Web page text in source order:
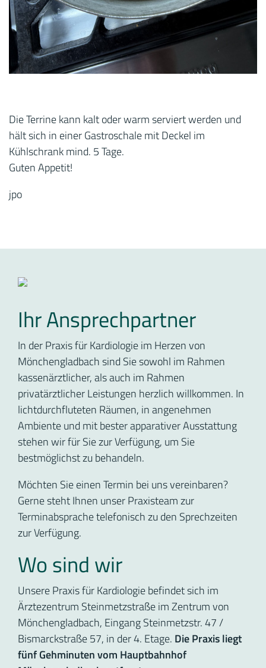
Die Terrine kann kalt oder warm serviert werden und
hält sich in einer Gastroschale mit Deckel im
Kühlschrank mind. 5 Tage.
Guten Appetit!
jpo
Ihr Ansprechpartner
In der Praxis für Kardiologie im Herzen von
Mönchengladbach sind Sie sowohl im Rahmen
kassenärztlicher, als auch im Rahmen
privatärztlicher Leistungen herzlich willkommen. In
lichtdurchfluteten Räumen, in angenehmen
Ambiente und mit bester apparativer Ausstattung
stehen wir für Sie zur Verfügung, um Sie
bestmöglichst zu behandeln.
Möchten Sie einen Termin bei uns vereinbaren?
Gerne steht Ihnen unser Praxisteam zur
Terminabsprache telefonisch zu den Sprechzeiten
zur Verfügung.
Wo sind wir
Unsere Praxis für Kardiologie befindet sich im
Ärztezentrum Steinmetzstraße im Zentrum von
Mönchengladbach, Eingang Steinmetzstr. 47 /
Bismarckstraße 57, in der 4. Etage. Die Praxis liegt
fünf Gehminuten vom Hauptbahnhof